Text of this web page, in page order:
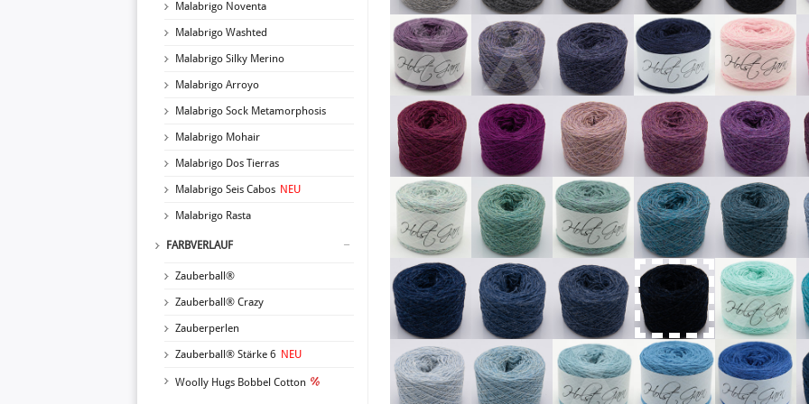
Malabrigo Noventa
Malabrigo Washted
Malabrigo Silky Merino
Malabrigo Arroyo
Malabrigo Sock Metamorphosis
Malabrigo Mohair
Malabrigo Dos Tierras
Malabrigo Seis Cabos NEU
Malabrigo Rasta
FARBVERLAUF
Zauberball®
Zauberball® Crazy
Zauberperlen
Zauberball® Stärke 6 NEU
Woolly Hugs Bobbel Cotton
X X
X
X